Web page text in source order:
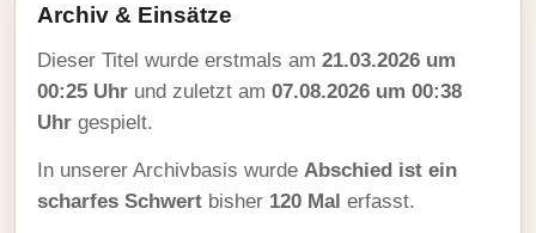
Archiv & Einsätze
Dieser Titel wurde erstmals am 21.03.2026 um
00:25 Uhr und zuletzt am 07.08.2026 um 00:38
Uhr gespielt.
In unserer Archivbasis wurde Abschied ist ein
scharfes Schwert bisher 120 Mal erfasst.